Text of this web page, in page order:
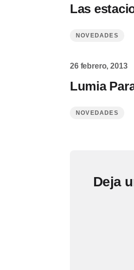
Las
NOVEDADES
26 febrero, 2013
Lumia
NOVEDADES
Deja